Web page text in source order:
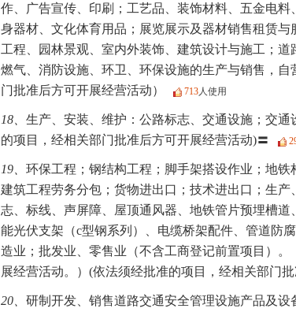
作、广告宣传、印刷；工艺品、装饰材料、五金电
身器材、文化体育用品；展览展示及器材销售租赁
工程、园林景观、室内外装饰、建筑设计与施工；
燃气、消防设施、环卫、环保设施的生产与销售，
门批准后方可开展经营活动）
713 人使用
18、 生产、安装、维护：公路标志、交通设施；交
的项目，经相关部门批准后方可开展经营活动)〓
19、 环保工程；钢结构工程；脚手架搭设作业；地
建筑工程劳务分包；货物进出口；技术进出口；生
志、标线、声屏障、屋顶通风器、地铁管片预埋槽
能光伏支架（c型钢系列）、电缆桥架配件、管道防
造业；批发业、零售业（不含工商登记前置项目）
展经营活动。）(依法须经批准的项目，经相关部门
20、 研制开发、销售道路交通安全管理设施产品及